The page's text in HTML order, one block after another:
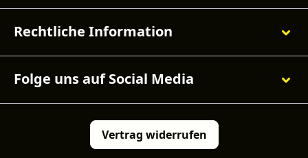
Rechtliche Information
Folge uns auf Social Media
Vertrag widerrufen